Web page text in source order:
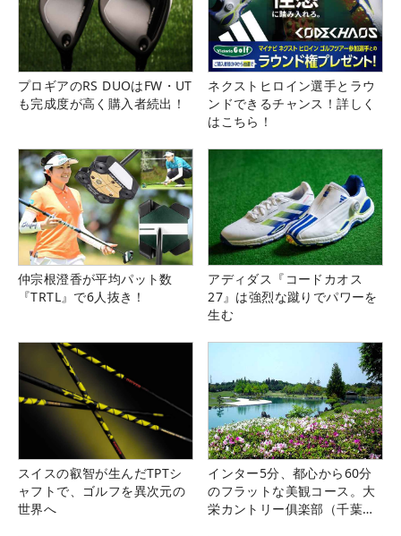
プロギアのRS DUOはFW・UT
も完成度が高く購入者続出！
ネクストヒロイン選手とラウ
ンドできるチャンス！詳しく
はこちら！
仲宗根澄香が平均パット数
『TRTL』で6人抜き！
アディダス『コードカオス
27』は強烈な蹴りでパワーを
生む
スイスの叡智が生んだTPTシ
ャフトで、ゴルフを異次元の
世界へ
インター5分、都心から60分
のフラットな美観コース。大
栄カントリー俱楽部（千葉